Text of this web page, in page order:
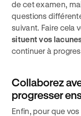
de cet examen,
questions
suivant. Faire cela
situent vos
continuer à
Collaborez
progresser
Enfin, pour que